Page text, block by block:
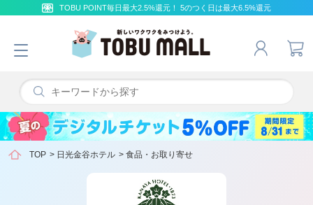
TOBU POINT毎日最大2.5%還元！ 5のつく日は最大6.5%還元
TOP > 日光金谷ホテル > 食品・お取り寄せ